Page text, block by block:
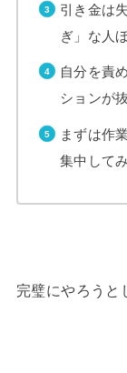
引き金は
ぎ」な人
自分を責
ションが
まずは作
集中してみ
完璧にやろうと